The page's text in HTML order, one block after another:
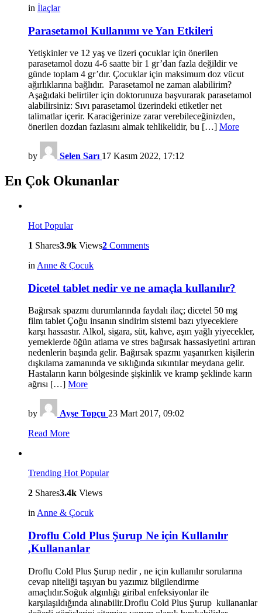
in İlaçlar
Parasetamol Kullanımı ve Yan Etkileri
Yetişkinler ve 12 yaş ve üzeri çocuklar için önerilen
parasetamol dozu 4-6 saatte bir 1 gr’dan fazla değildir ve
günde toplam 4 gr’dır. Çocuklar için maksimum doz vücut
ağırlıklarına bağlıdır. Parasetamol ne zaman alabilirim?
Aşağıdaki belirtiler için doktorunuza başvurarak parasetamol
alabilirsiniz: Sıvı parasetamol üzerindeki etiketler net
talimatlar içerir. Karaciğerinize zarar verebileceğinizden,
önerilen dozdan fazlasını almak tehlikelidir, bu […] More
by Selen Sarı 17 Kasım 2022, 17:12
En Çok Okunanlar
Hot Popular
1 Shares3.9k Views2 Comments
in Anne & Çocuk
Dicetel tablet nedir ve ne amaçla kullanılır?
Bağırsak spazmı durumlarında faydalı ilaç; dicetel 50 mg
film tablet Çoğu insanın sindirim sistemi bazı yiyeceklere
karşı hassastır. Alkol, sigara, süt, kahve, aşırı yağlı yiyecekler,
yemeklerde öğün atlama ve stres bağırsak hassasiyetini artıran
nedenlerin başında gelir. Bağırsak spazmı yaşanırken kişilerin
dışkılama zamanında ve sıklığında sıkıntılar meydana gelir.
Hastaların karın bölgesinde şişkinlik ve kramp şeklinde karın
ağrısı […] More
by Ayşe Topçu 23 Mart 2017, 09:02
Read More
Trending HotPopular
2 Shares3.4k Views
inAnne & Çocuk
Droflu Cold Plus Şurup Ne için Kullanılır
,Kullananlar
Droflu Cold Plus Şurup nedir , ne için kullanılır sorularına
cevap niteliği taşıyan bu yazımız bilgilendirme
amaçlıdır.Soğuk algınlığı giribal enfeksiyonlar ile
karşılaşıldığında alınabilir.Droflu Cold Plus Şurup kullananlar